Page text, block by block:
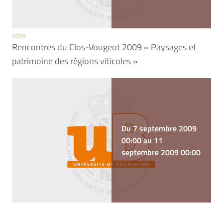
2009
Rencontres du Clos-Vougeot 2009 « Paysages et
patrimoine des régions viticoles »
Du 7 septembre 2009
00:00 au 11
septembre 2009 00:00